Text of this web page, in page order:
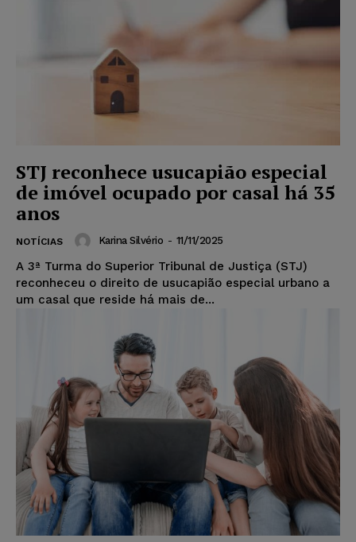
STJ reconhece usucapião especial
de imóvel ocupado por casal há 35
anos
NOTÍCIAS Karina Silvério - 11/11/2025
A 3ª Turma do Superior Tribunal de Justiça (STJ)
reconheceu o direito de usucapião especial urbano a
um casal que reside há mais de...